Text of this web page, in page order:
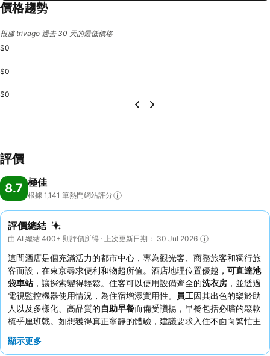
價格趨勢
根據 trivago 過去 30 天的最低價格
$0
$0
$0
評價
8.7 極佳
根據 1,141 筆熱門網站評分
評價總結
由 AI 總結 400+ 則評價所得 · 上次更新日期： 30 Jul 2026
這間酒店是個充滿活力的都市中心，專為觀光客、商務旅客和獨行旅
客而設，在東京尋求便利和物超所值。酒店地理位置優越， 可直達池
袋車站 ，讓探索變得輕鬆。住客可以使用設備齊全的洗衣房 ，並透過
電視監控機器使用情況，為住宿增添實用性。
員工因其出色的樂於助
人以及多樣化、高品質的自助早餐而備受讚揚，早餐包括必嚐的鬆軟
梳乎厘班戟。如想獲得真正寧靜的體驗，建議要求入住不面向繁忙主
顯示更多